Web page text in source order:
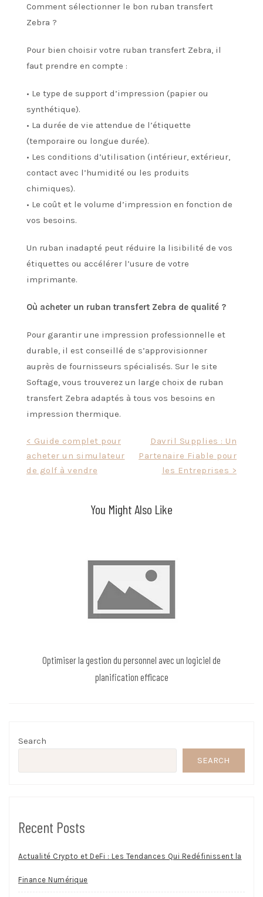
Comment sélectionner le bon ruban transfert
Zebra ?
Pour bien choisir votre ruban transfert Zebra, il
faut prendre en compte :
• Le type de support d’impression (papier ou
synthétique).
• La durée de vie attendue de l’étiquette
(temporaire ou longue durée).
• Les conditions d’utilisation (intérieur, extérieur,
contact avec l’humidité ou les produits
chimiques).
• Le coût et le volume d’impression en fonction de
vos besoins.
Un ruban inadapté peut réduire la lisibilité de vos
étiquettes ou accélérer l’usure de votre
imprimante.
Où acheter un ruban transfert Zebra de qualité ?
Pour garantir une impression professionnelle et
durable, il est conseillé de s’approvisionner
auprès de fournisseurs spécialisés. Sur le site
Softage, vous trouverez un large choix de ruban
transfert Zebra adaptés à tous vos besoins en
impression thermique.
navigation
< Guide complet pour
acheter un simulateur
de golf à vendre
Davril Supplies : Un
Partenaire Fiable pour
les Entreprises >
You Might Also Like
Optimiser la gestion du personnel avec un logiciel de
planification efficace
Search
SEARCH
Recent Posts
Actualité Crypto et DeFi : Les Tendances Qui Redéfinissent la
Finance Numérique